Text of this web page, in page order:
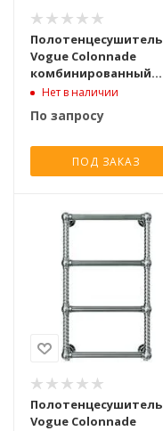
Полотенцесушитель
Vogue Colonnade
комбинированный
775x475, античное
Нет в наличии
По запросу
ПОД ЗАКАЗ
Полотенцесушитель
Vogue Colonnade